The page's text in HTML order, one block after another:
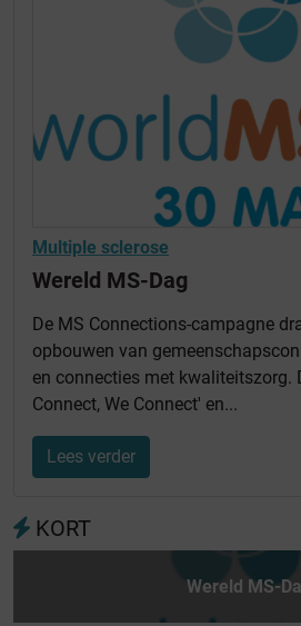
Multiple sclerose
Wereld MS-Dag
De MS Connections-campagne
opbouwen van
en connecties met kwaliteitszorg.
Connect, We Connect' en...
Lees verder
KORT
Wereld MS-